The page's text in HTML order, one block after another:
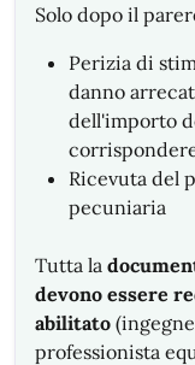
Solo dopo il
Perizia di
danno
dell'importo
Ricevuta del
pecuniaria
Tutta la
devono essere
abilitato
professionista